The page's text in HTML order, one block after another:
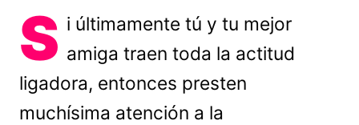
S i últimamente tú y tu mejor
amiga traen toda la actitud
ligadora, entonces presten
muchísima atención a la